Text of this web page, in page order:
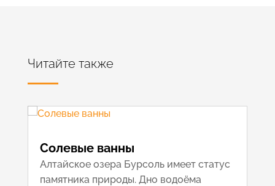
Читайте также
Солевые ванны
Алтайское озера Бурсоль имеет статус
памятника природы. Дно водоёма